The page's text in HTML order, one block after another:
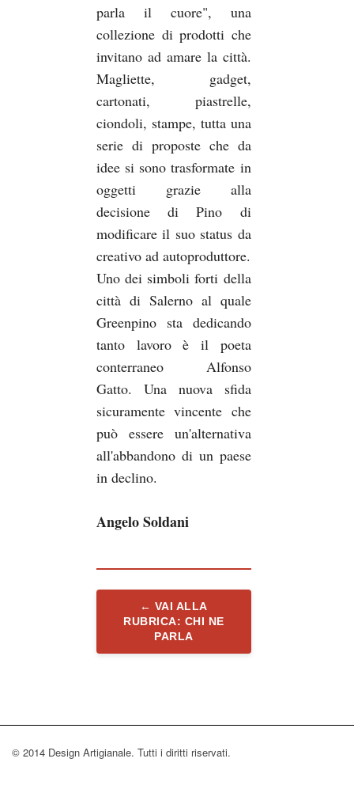
parla il cuore", una
collezione di prodotti che
invitano ad amare la città.
Magliette, gadget,
cartonati, piastrelle,
ciondoli, stampe, tutta una
serie di proposte che da
idee si sono trasformate in
oggetti grazie alla
decisione di Pino di
modificare il suo status da
creativo ad autoproduttore.
Uno dei simboli forti della
città di Salerno al quale
Greenpino sta dedicando
tanto lavoro è il poeta
conterraneo Alfonso
Gatto. Una nuova sfida
sicuramente vincente che
può essere un'alternativa
all'abbandono di un paese
in declino.
Angelo Soldani
← VAI ALLA
RUBRICA: CHI NE
PARLA
© 2014 Design Artigianale. Tutti i diritti riservati.